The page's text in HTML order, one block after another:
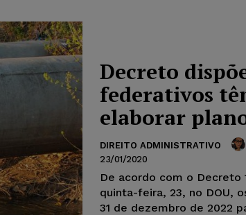
Decreto
federativos
elaborar
DIREITO ADMINISTRATIVO
23/01/2020
De acordo com o Decreto
quinta-feira, 23, no DOU,
31 de dezembro de 2022